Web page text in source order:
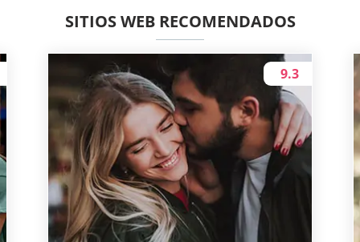
SITIOS WEB RECOMENDADOS
9.3